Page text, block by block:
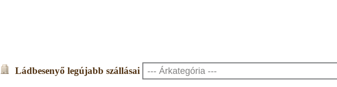
Ládbesenyő legújabb szállásai